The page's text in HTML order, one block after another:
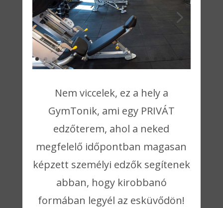
Nem viccelek, ez a hely a
GymTonik, ami egy PRIVÁT
edzőterem, ahol a neked
megfelelő időpontban magasan
képzett személyi edzők segítenek
abban, hogy kirobbanó
formában legyél az esküvődön!